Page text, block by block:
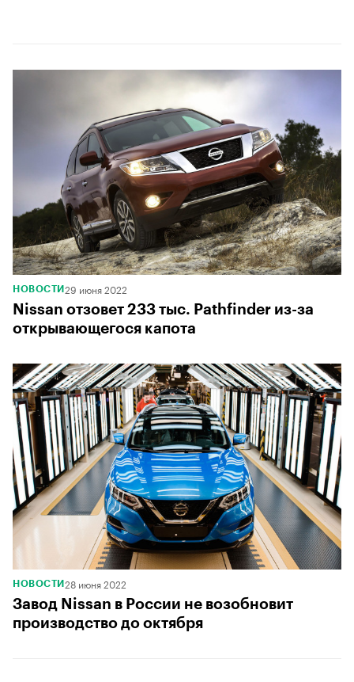
00:00 / 00:00
НОВОСТИ 29 июня 2022
Nissan отзовет 233 тыс. Pathfinder из-за
открывающегося капота
НОВОСТИ 28 июня 2022
Завод Nissan в России не возобновит
производство до октября